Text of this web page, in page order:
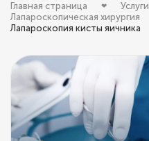
Главная страница
Услуги
Лапароскопическая хирургия
Лапароскопия кисты яичника